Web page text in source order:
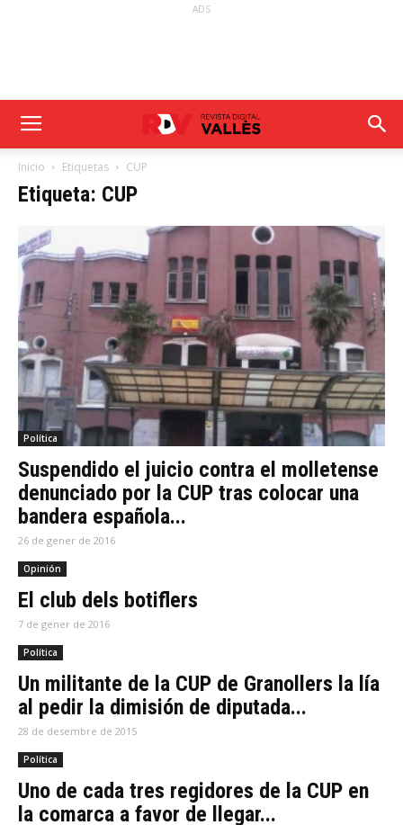
ADS
Inicio Etiquetas CUP
Etiqueta: CUP
Política
Suspendido el juicio contra el molletense
denunciado por la CUP tras colocar una
bandera española...
26 de gener de 2016
Opinión
El club dels botiflers
7 de gener de 2016
Política
Un militante de la CUP de Granollers la lía
al pedir la dimisión de diputada...
28 de desembre de 2015
Política
Uno de cada tres regidores de la CUP en
la comarca a favor de llegar...